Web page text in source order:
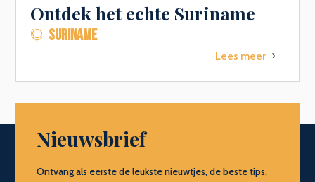
Ontdek het echte Suriname
 SURINAME
Lees meer 5
Nieuwsbrief
Ontvang als eerste de leukste nieuwtjes, de beste tips,